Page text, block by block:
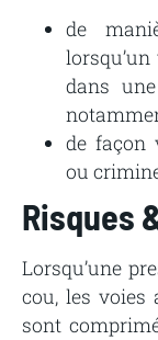
de
dans
de façon
ou
Risques
Lorsqu’une
cou, les voies
sont